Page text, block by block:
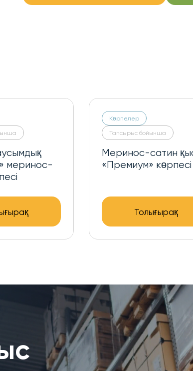
Тапсырыс бойынша
«Премиум» Амур
барлық маусымды